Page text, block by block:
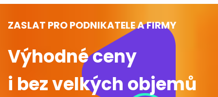
ZASLAT PRO PODNIKATELE A FIRMY
Výhodné ceny
i bez velkých objemů